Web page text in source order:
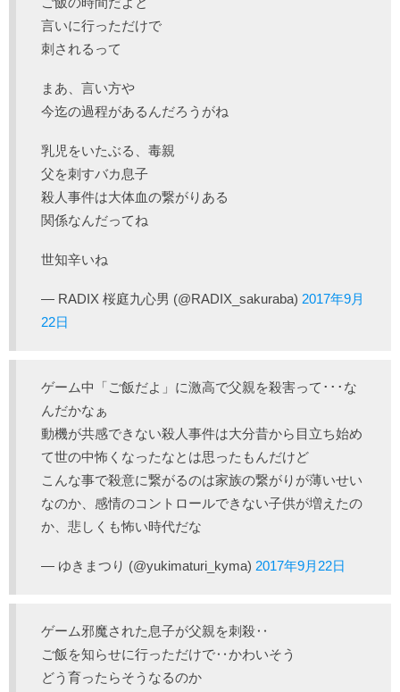
言いに行っただけで
刺されるって
まあ、言い方や
今迄の過程があるんだろうがね
乳児をいたぶる、毒親
父を刺すバカ息子
殺人事件は大体血の繋がりある
関係なんだってね
世知辛いね
— RADIX 桜庭九心男 (@RADIX_sakuraba) 2017年9月
22日
ゲーム中「ご飯だよ」に激高で父親を殺害って･･･な
んだかなぁ
動機が共感できない殺人事件は大分昔から目立ち始め
て世の中怖くなったなとは思ったもんだけど
こんな事で殺意に繋がるのは家族の繋がりが薄いせい
なのか、感情のコントロールできない子供が増えたの
か、悲しくも怖い時代だな
— ゆきまつり (@yukimaturi_kyma) 2017年9月22日
ゲーム邪魔された息子が父親を刺殺‥
ご飯を知らせに行っただけで‥かわいそう
どう育ったらそうなるのか